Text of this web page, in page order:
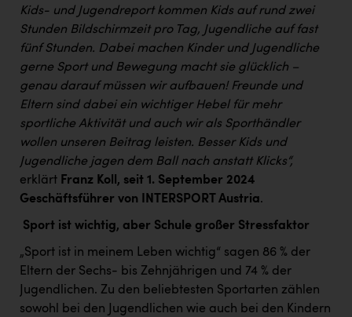
PEZ
REMAX
RE/MAX Welcome
Resch&Frisch
RUBBLE MASTER
Ruderclub Wels
Schwingshandl - automation technology gmbh
Seher + Partner
Kids- und Jugendreport kommen Kids auf rund zwei
Stunden Bildschirmzeit pro Tag, Jugendliche auf fast
fünf Stunden. Dabei machen Kinder und Jugendliche
gerne Sport und Bewegung macht sie glücklich –
genau darauf müssen wir aufbauen! Freunde und
Eltern sind dabei ein wichtiger Hebel für mehr
sportliche Aktivität und auch wir als Sporthändler
wollen unseren Beitrag leisten. Besser Kids und
Jugendliche jagen dem Ball nach anstatt Klicks“,
erklärt Franz Koll, seit 1. September 2024
Geschäftsführer von INTERSPORT Austria.
Sport ist wichtig, aber Schule großer Stressfaktor
„Sport ist in meinem Leben wichtig“ sagen 86 % der
Eltern der Sechs- bis Zehnjährigen und 74 % der
Jugendlichen. Zu den beliebtesten Sportarten zählen
sowohl bei den Jugendlichen wie auch bei den Kindern